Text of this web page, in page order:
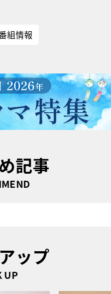
組情報
記事
ップ
UP